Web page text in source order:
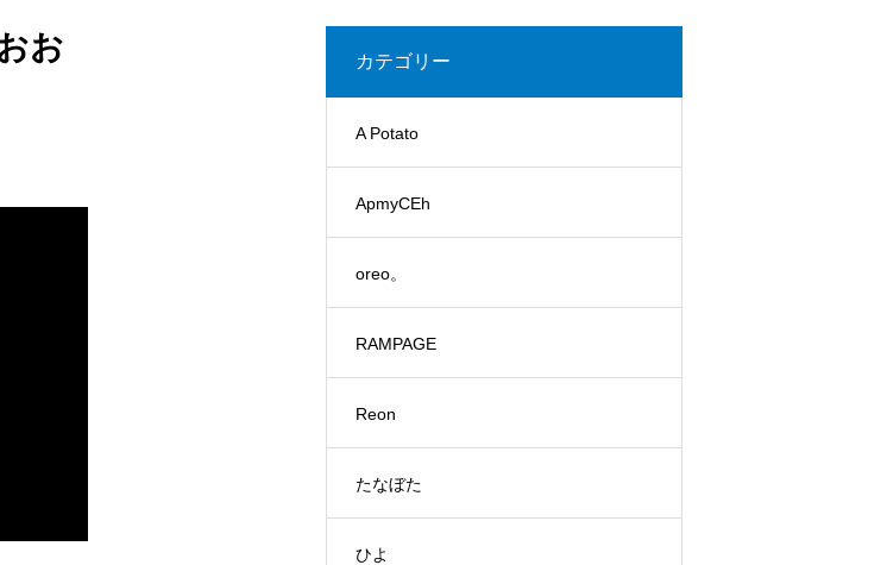
お
カテゴリー
A Potato
ApmyCEh
oreo。
RAMPAGE
Reon
たなぼた
ひよ